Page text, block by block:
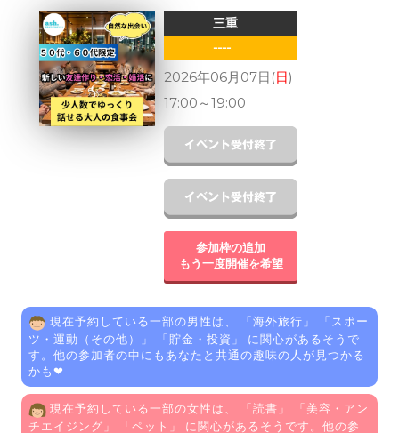
三重
----
2026年06月07日(日)
17:00 ～19:00
参加枠の追加
もう一度開催を希望
現在予約している一部の男性は、 「 海外旅行 」 「 スポー
ツ・運動（その他）
」 「貯金・投資 」 に関心があるそうで
す。他の参加者の中にもあなたと共通の趣味の人が見つかる
かも❤
現在予約している一部の女性は、 「 読書 」 「 美容・アン
チエイジング 」 「ペット 」 に関心があるそうです。他の参